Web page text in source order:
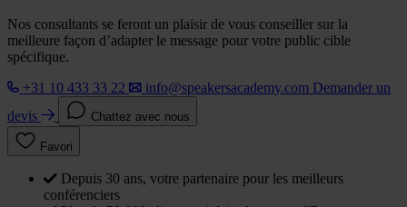
Nos consultants se feront un plaisir de vous conseiller sur la
meilleure façon d’adapter le message pour votre public cible
spécifique.
+31 10 433 33 22
info@speakersacademy.com Demander un
devis
Chattez avec nous
Favori
Depuis 30 ans, votre partenaire pour les meilleurs
conférenciers